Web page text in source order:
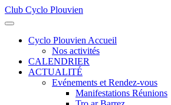
Club Cyclo Plouvien
Cyclo Plouvien Accueil
Nos activités
CALENDRIER
ACTUALITÉ
Evénements et Rendez-vous
Manifestations Réunions
précédente
précédent
suivante
suivant